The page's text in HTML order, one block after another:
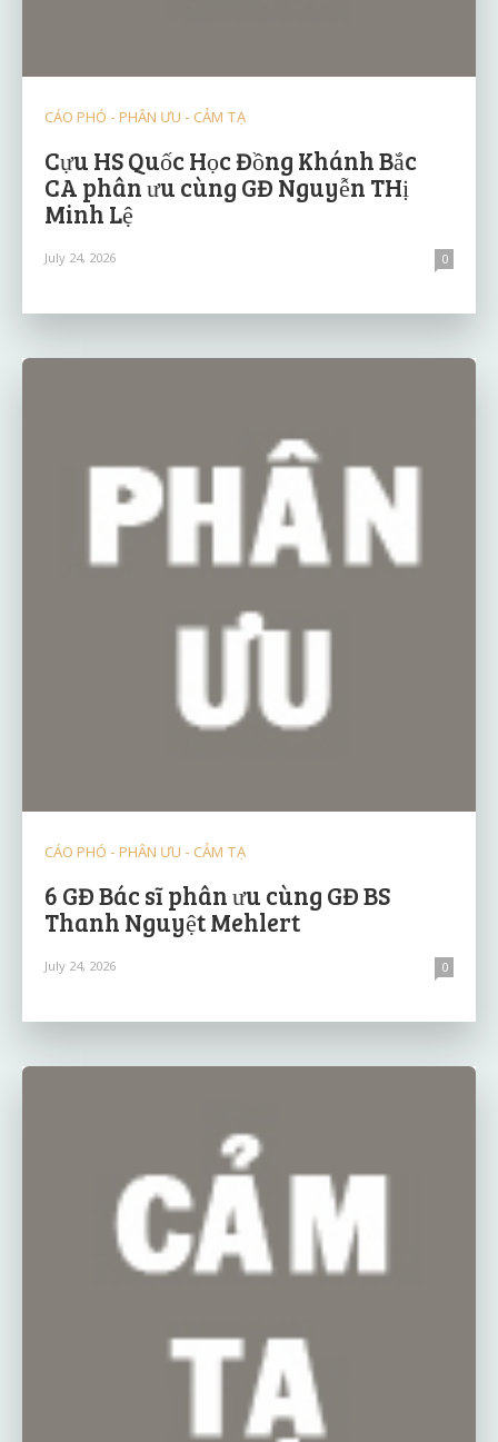
CÁO PHÓ - PHÂN ƯU - CẢM TẠ
Cựu HS Quốc Học Đồng Khánh Bắc
CA phân ưu cùng GĐ Nguyễn THị
Minh Lệ
July 24, 2026 0
CÁO PHÓ - PHÂN ƯU - CẢM TẠ
6 GĐ Bác sĩ phân ưu cùng GĐ BS
Thanh Nguyệt Mehlert
July 24, 2026 0